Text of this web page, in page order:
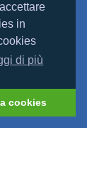
in
di più
cookies